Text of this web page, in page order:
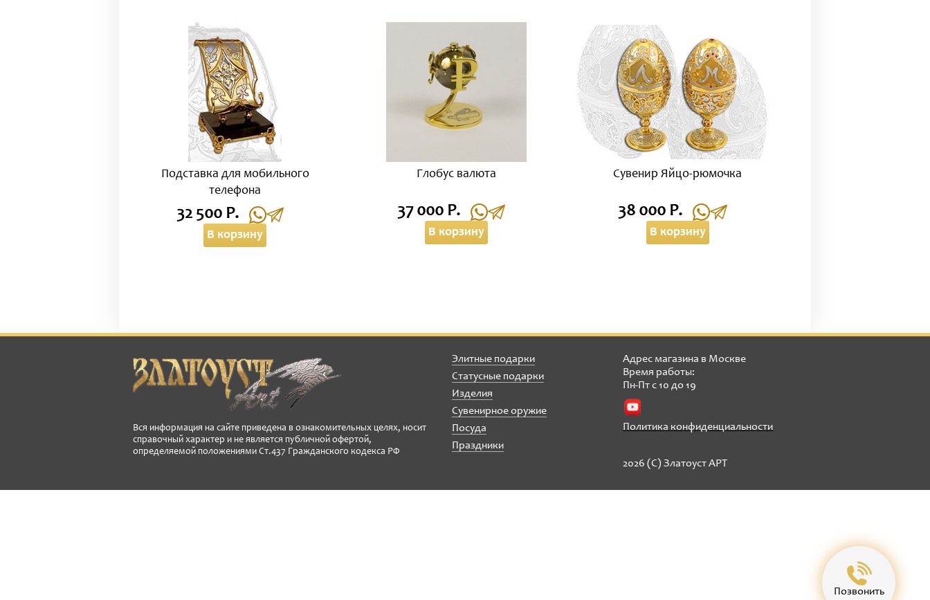
Подставка для мобильного
телефона
32 500 Р.
В корзину
Глобус валюта
37 000 Р.
В корзину
Сувенир Яйцо-рюмочка
38 000 Р.
В корзину
Позвонить
Вся информация на сайте приведена в ознакомительных целях, носит
справочный характер и не является публичной офертой,
определяемой положениями Ст.437 Гражданского кодекса РФ
Элитные подарки
Статусные подарки
Изделия
Сувенирное оружие
Посуда
Праздники
Адрес магазина в Москве
Время работы:
Пн-Пт с 10 до 19
Политика конфиденциальности
2026 (C) Златоуст АРТ